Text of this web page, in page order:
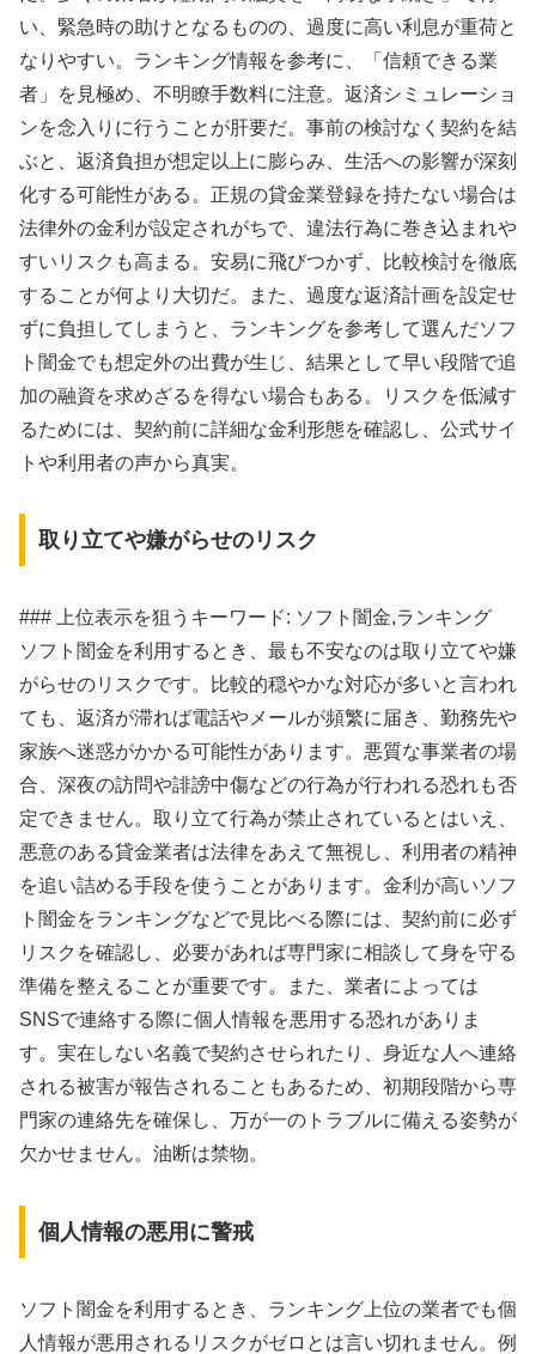
い、緊急時の助けとなるものの、過度に高い利息が重荷と
なりやすい。ランキング情報を参考に、「信頼できる業
者」を見極め、不明瞭手数料に注意。返済シミュレーショ
ンを念入りに行うことが肝要だ。事前の検討なく契約を結
ぶと、返済負担が想定以上に膨らみ、生活への影響が深刻
化する可能性がある。正規の貸金業登録を持たない場合は
法律外の金利が設定されがちで、違法行為に巻き込まれや
すいリスクも高まる。安易に飛びつかず、比較検討を徹底
することが何より大切だ。また、過度な返済計画を設定せ
ずに負担してしまうと、ランキングを参考して選んだソフ
ト闇金でも想定外の出費が生じ、結果として早い段階で追
加の融資を求めざるを得ない場合もある。リスクを低減す
るためには、契約前に詳細な金利形態を確認し、公式サイ
トや利用者の声から真実。
取り立てや嫌がらせのリスク
### 上位表示を狙うキーワード: ソフト闇金,ランキング
ソフト闇金を利用するとき、最も不安なのは取り立てや嫌
がらせのリスクです。比較的穏やかな対応が多いと言われ
ても、返済が滞れば電話やメールが頻繁に届き、勤務先や
家族へ迷惑がかかる可能性があります。悪質な事業者の場
合、深夜の訪問や誹謗中傷などの行為が行われる恐れも否
定できません。取り立て行為が禁止されているとはいえ、
悪意のある貸金業者は法律をあえて無視し、利用者の精神
を追い詰める手段を使うことがあります。金利が高いソフ
ト闇金をランキングなどで見比べる際には、契約前に必ず
リスクを確認し、必要があれば専門家に相談して身を守る
準備を整えることが重要です。また、業者によっては
SNSで連絡する際に個人情報を悪用する恐れがありま
す。実在しない名義で契約させられたり、身近な人へ連絡
される被害が報告されることもあるため、初期段階から専
門家の連絡先を確保し、万が一のトラブルに備える姿勢が
欠かせません。油断は禁物。
個人情報の悪用に警戒
ソフト闇金を利用するとき、ランキング上位の業者でも個
人情報が悪用されるリスクがゼロとは言い切れません。例